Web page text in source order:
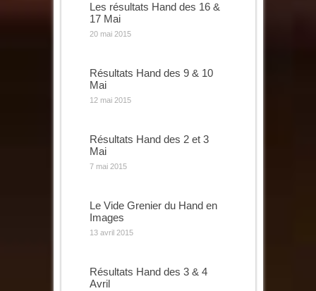
Les résultats Hand des 16 &
17 Mai
20 mai 2015
Résultats Hand des 9 & 10
Mai
12 mai 2015
Résultats Hand des 2 et 3
Mai
7 mai 2015
Le Vide Grenier du Hand en
Images
13 avril 2015
Résultats Hand des 3 & 4
Avril